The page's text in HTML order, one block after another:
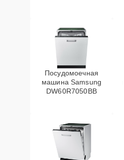
Посудомоечная
машина Samsung
DW60R7050BB